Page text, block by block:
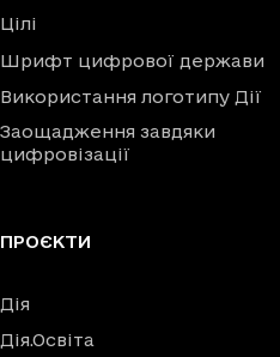
Цілі
Шрифт цифрової держави
Використання логотипу Дії
Заощадження завдяки
цифровізації
ПРОЄКТИ
Дія
Дія.Освіта